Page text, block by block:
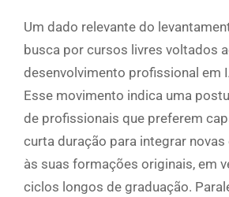
Um dado relevante do
busca por cursos livres voltados
desenvolvimento profissional em
Esse movimento indica uma
de profissionais que preferem
curta duração para integrar
às suas formações originais, em
ciclos longos de graduação.